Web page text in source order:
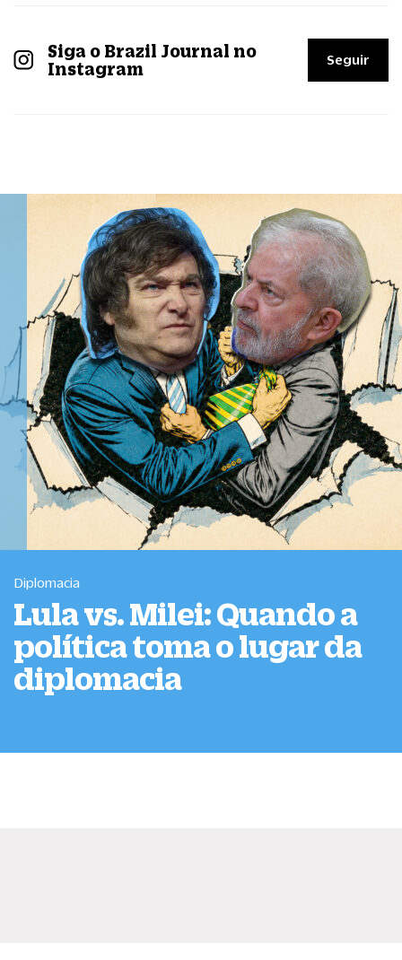
Siga o Brazil Journal no
Instagram
Seguir
Diplomacia
Lula vs. Milei: Quando a
política toma o lugar da
diplomacia